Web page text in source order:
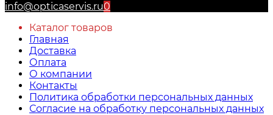
info@opticaservis.ru0
Каталог товаров
Главная
Доставка
Оплата
О компании
Контакты
Политика обработки персональных данных
Согласие на обработку персональных данных